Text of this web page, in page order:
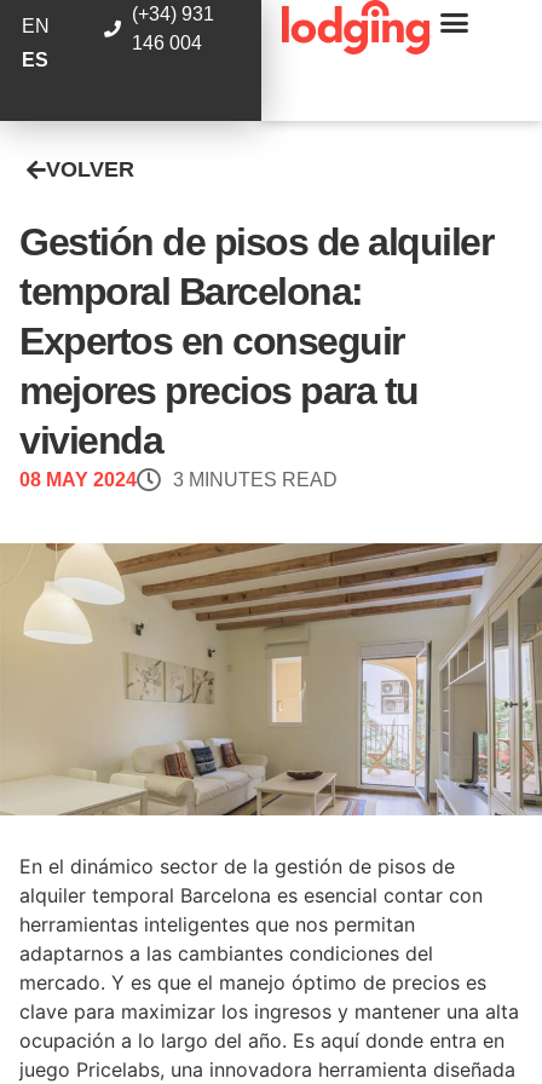
EN
ES
(+34) 931
146 004
VOLVER
Gestión de pisos de alquiler
temporal Barcelona:
Expertos en conseguir
mejores precios para tu
vivienda
08 MAY 2024 3 MINUTES READ
En el dinámico sector de la gestión de pisos de
alquiler temporal Barcelona es esencial contar con
herramientas inteligentes que nos permitan
adaptarnos a las cambiantes condiciones del
mercado. Y es que el manejo óptimo de precios es
clave para maximizar los ingresos y mantener una alta
ocupación a lo largo del año. Es aquí donde entra en
juego Pricelabs, una innovadora herramienta diseñada